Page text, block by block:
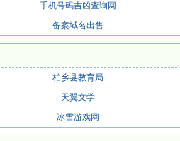
手机号码吉凶查询网
备案域名出售
柏乡县教育局
天翼文学
冰雪游戏网